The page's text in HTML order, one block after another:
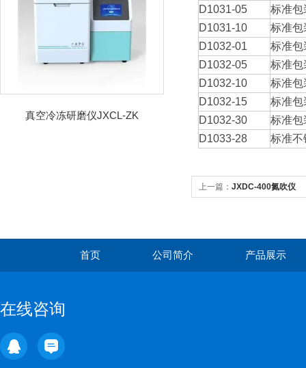
真空冷冻研磨仪JXCL-ZK
D1031-05
标准包
D1031-10
标准包
D1032-01
标准包
D1032-05
标准包
D1032-10
标准包
D1032-15
标准包
D1032-30
标准包
D1033-28
标准不
上一篇： JXDC-400氮吹仪
首页 公司简介 产品展示
在线咨询